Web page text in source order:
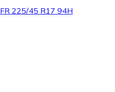
225/45 R17 94H